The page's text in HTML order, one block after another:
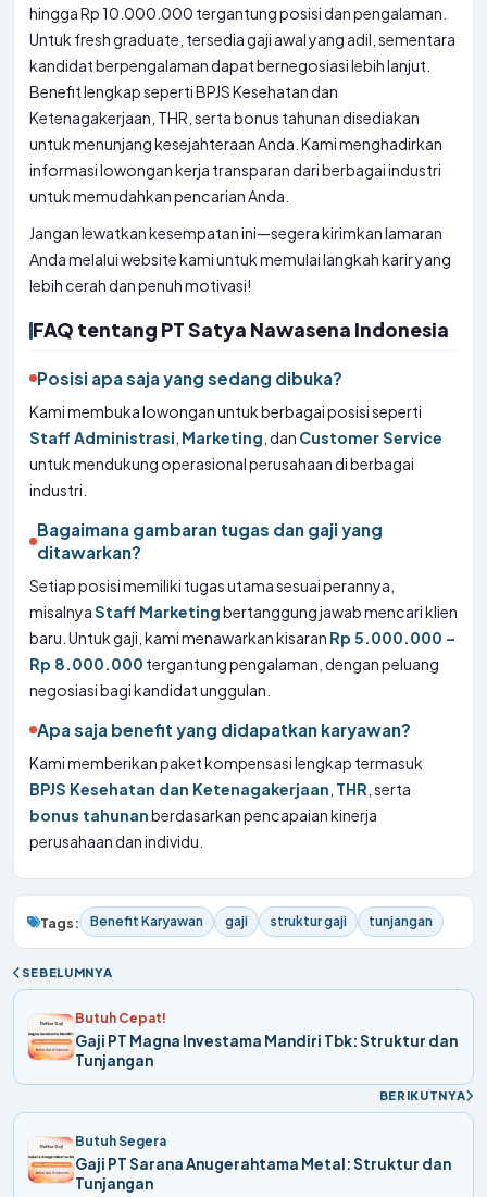
hingga Rp 10.000.000 tergantung posisi dan pengalaman.
Untuk fresh graduate, tersedia gaji awal yang adil, sementara
kandidat berpengalaman dapat bernegosiasi lebih lanjut.
Benefit lengkap seperti BPJS Kesehatan dan
Ketenagakerjaan, THR, serta bonus tahunan disediakan
untuk menunjang kesejahteraan Anda. Kami menghadirkan
informasi lowongan kerja transparan dari berbagai industri
untuk memudahkan pencarian Anda.
Jangan lewatkan kesempatan ini—segera kirimkan lamaran
Anda melalui website kami untuk memulai langkah karir yang
lebih cerah dan penuh motivasi!
FAQ tentang PT Satya Nawasena Indonesia
Posisi apa saja yang sedang dibuka?
Kami membuka lowongan untuk berbagai posisi seperti
Staff Administrasi Marketing , dan Customer Service
untuk mendukung operasional perusahaan di berbagai
industri.
Bagaimana gambaran tugas dan gaji yang
ditawarkan?
Setiap posisi memiliki tugas utama sesuai perannya,
misalnyaStaff Marketingbertanggung jawab mencari klien
baru. Untuk gaji, kami menawarkan kisaran Rp 5.000.000 –
Rp 8.000.000 tergantung pengalaman, dengan peluang
negosiasi bagi kandidat unggulan.
Apa saja benefit yang didapatkan karyawan?
Kami memberikan paket kompensasi lengkap termasuk
BPJS Kesehatan dan Ketenagakerjaan THR , serta
bonus tahunanberdasarkan pencapaian kinerja
perusahaan dan individu.
Tags: Benefit Karyawan gaji struktur gaji tunjangan
SEBELUMNYA
Butuh Cepat!
Gaji PT Magna Investama Mandiri Tbk: Struktur dan
Tunjangan
BERIKUTNYA
Butuh Segera
Gaji PT Sarana Anugerahtama Metal: Struktur dan
Tunjangan